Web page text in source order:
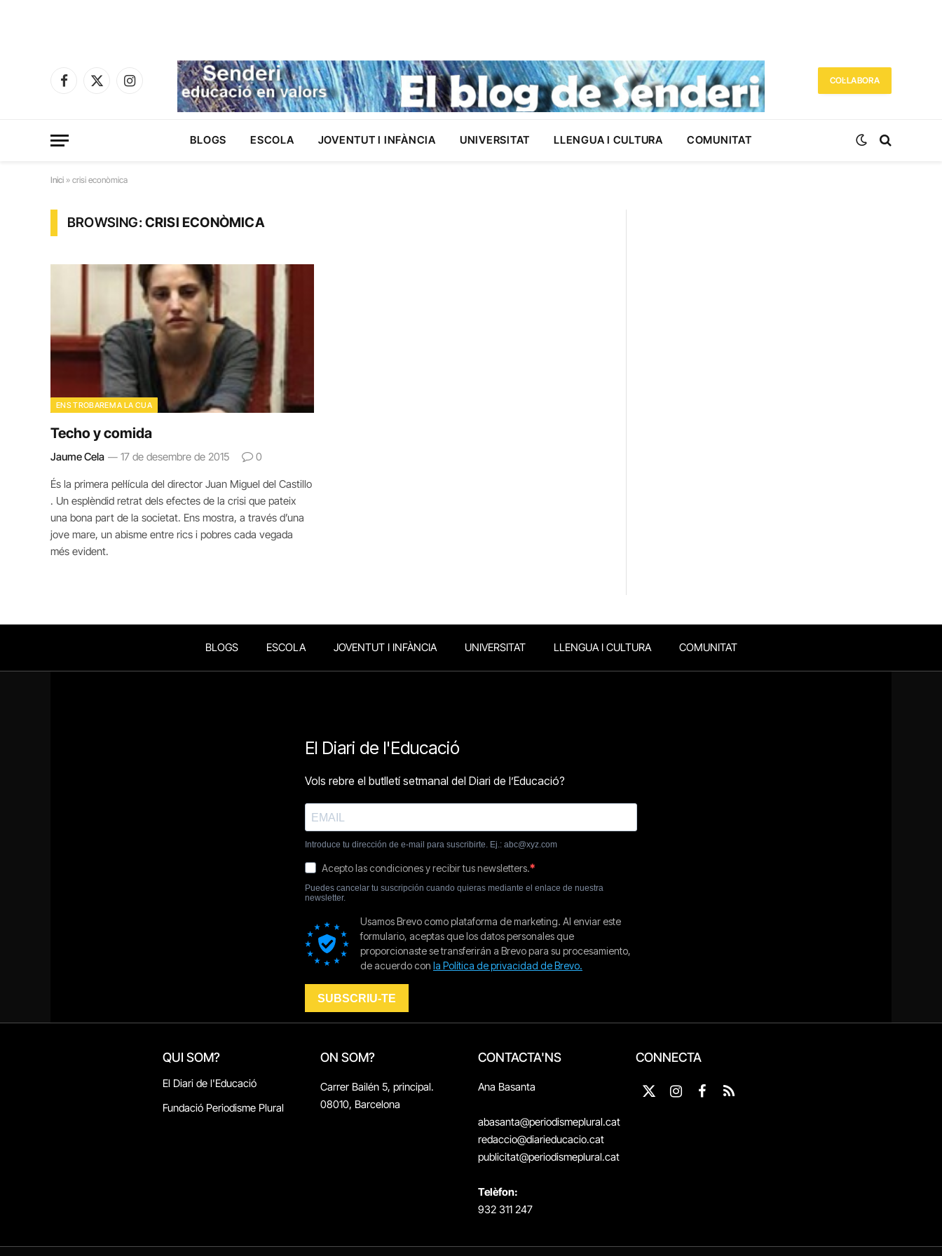
Facebook
X
Instagram
COL·LABORA
BLOGS ESCOLA JOVENTUT I INFÀNCIA UNIVERSITAT LLENGUA I CULTURA COMUNITAT
Inici » crisi econòmica
BROWSING:CRISI ECONÒMICA
ENS TROBAREM A LA CUA
Techo y comida
Jaume Cela 17 de desembre de 2015 0
És la primera pel·lícula del director Juan Miguel del Castillo
. Un esplèndid retrat dels efectes de la crisi que pateix
una bona part de la societat. Ens mostra, a través d’una
jove mare, un abisme entre rics i pobres cada vegada
més evident.
BLOGS ESCOLA JOVENTUT I INFÀNCIA UNIVERSITAT LLENGUA I CULTURA COMUNITAT
QUI SOM?
El Diari de l'Educació
Fundació Periodisme Plural
ON SOM?
Carrer Bailén 5, principal.
08010, Barcelona
CONTACTA'NS
Ana Basanta
abasanta@periodismeplural.cat
redaccio@diarieducacio.cat
publicitat@periodismeplural.cat
Telèfon:
932 311 247
CONNECTA
X
InstagramFacebook
RSS